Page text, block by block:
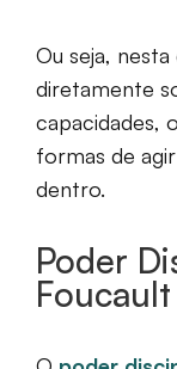
Ou seja,
diretamente
capacidades,
formas de
dentro.
Poder
Foucault